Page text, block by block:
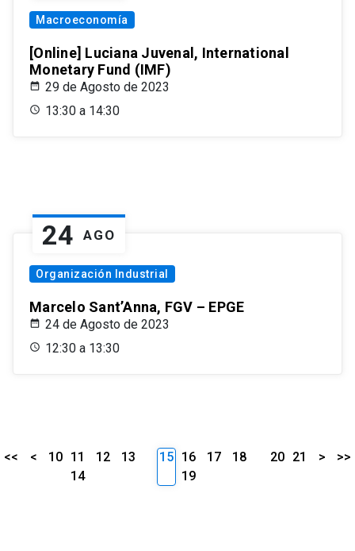
Macroeconomía
[Online] Luciana Juvenal, International
Monetary Fund (IMF)
29 de Agosto de 2023
13:30 a 14:30
24 AGO
Organización Industrial
Marcelo Sant’Anna, FGV – EPGE
24 de Agosto de 2023
12:30 a 13:30
<< < 10 11 12
13
14
15 16 17
18
19
20 21 > >>